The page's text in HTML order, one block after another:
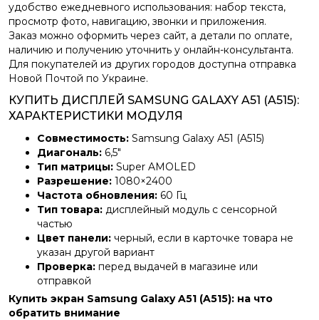
удобство ежедневного использования: набор текста,
просмотр фото, навигацию, звонки и приложения.
Заказ можно оформить через сайт, а детали по оплате,
наличию и получению уточнить у онлайн-консультанта.
Для покупателей из других городов доступна отправка
Новой Почтой по Украине.
КУПИТЬ ДИСПЛЕЙ SAMSUNG GALAXY A51 (A515):
ХАРАКТЕРИСТИКИ МОДУЛЯ
Совместимость: Samsung Galaxy A51 (A515)
Диагональ: 6,5″
Тип матрицы: Super AMOLED
Разрешение: 1080×2400
Частота обновления: 60 Гц
Тип товара: дисплейный модуль с сенсорной
частью
Цвет панели: черный, если в карточке товара не
указан другой вариант
Проверка: перед выдачей в магазине или
отправкой
Купить экран Samsung Galaxy A51 (A515): на что
обратить внимание